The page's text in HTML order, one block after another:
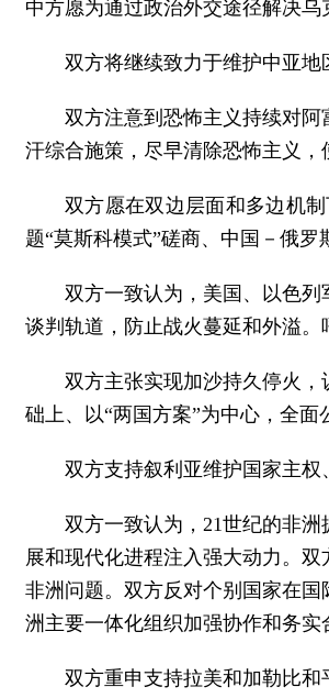
中方愿为通过政治外交途径解决
双方将继续致力于维护中亚
双方注意到恐怖主义持续对
汗综合施策，尽早清除恐怖主义
双方愿在双边层面和多边机
题“莫斯科模式”磋商、中国－俄
双方一致认为，美国、以色
谈判轨道，防止战火蔓延和外溢
双方主张实现加沙持久停火
础上、以“两国方案”为中心，全
双方支持叙利亚维护国家主
双方一致认为，21世纪的非
展和现代化进程注入强大动力。
非洲问题。双方反对个别国家在
洲主要一体化组织加强协作和务
双方重申支持拉美和加勒比